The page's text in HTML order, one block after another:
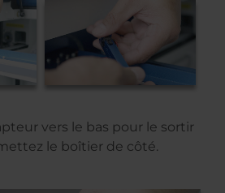
vers le bas pour le sortir
le boîtier de côté.